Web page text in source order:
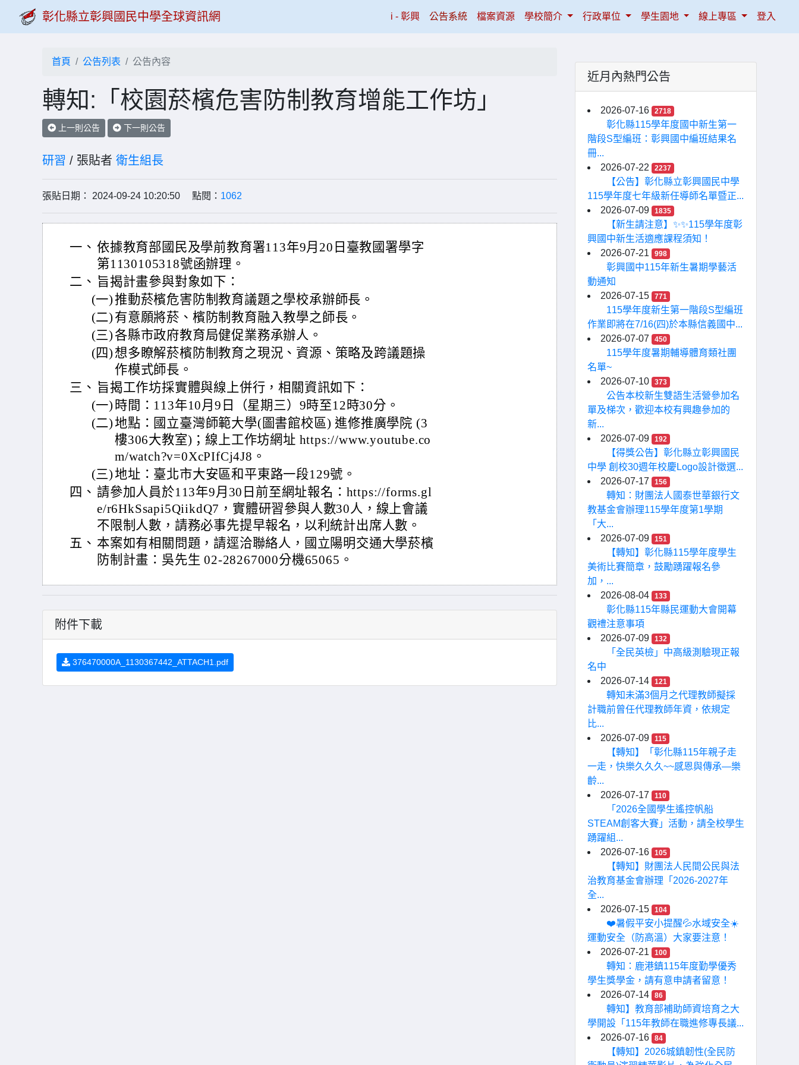
彰化縣立彰興國民中學全球資訊網 i - 彰興(current)
公告系統 檔案資源 學校簡介 行政單位 學生園地 線上專區 登入
首頁 公告列表 公告內容
轉知:「校園菸檳危害防制教育增能工作坊」
上一則公告 下一則公告
研習 / 張貼者 衛生組長
張貼日期： 2024-09-24 10:20:50 點閱： 1062
一、 依據教育部國民及學前教育署113年9月20日臺教國署學字
第1130105318號函辦理。
二、 旨揭計畫參與對象如下：
(一)推動菸檳危害防制教育議題之學校承辦師長。
(二) 有意願將菸、檳防制教育融入教學之師長。
(三)各縣市政府教育局健促業務承辦人。
(四)想多瞭解菸檳防制教育之現況、資源、策略及跨議題操
作模式師長。
三、 旨揭工作坊採實體與線上併行，相關資訊如下：
(一) 時間：113年10月9日（星期三）9時至12時30分。
(二)地點：國立臺灣師範大學(圖書館校區) 進修推廣學院 (3
樓306大教室)；線上工作坊網址 https://www.youtube.co
m/watch?v=0XcPIfCj4J8。
(三)地址：臺北市大安區和平東路一段129號。
四、 請參加人員於113年9月30日前至網址報名：https://forms.gl
e/r6HkSsapi5QiikdQ7，實體研習參與人數30人，線上會議
不限制人數，請務必事先提早報名，以利統計出席人數。
五、 本案如有相關問題，請逕洽聯絡人，國立陽明交通大學菸檳
防制計畫：吳先生 02-28267000分機65065。
附件下載
376470000A_1130367442_ATTACH1.pdf
近月內熱門公告
2026-07-16 2718
彰化縣115學年度國中新生第一
階段S型編班：彰興國中編班結果名
冊...
2026-07-22
2237
【公告】彰化縣立彰興國民中學
115學年度七年級新任導師名單暨正...
2026-07-09
1835
【新生請注意】✨✨115學年度彰
興國中新生活適應課程須知！
2026-07-21
998
彰興國中115年新生暑期學藝活
動通知
2026-07-15
771
115學年度新生第一階段S型編班
作業即將在7/16(四)於本縣信義國中...
2026-07-07
450
115學年度暑期輔導體育類社團
名單~
2026-07-10
373
公告本校新生雙語生活營參加名
單及梯次，歡迎本校有興趣參加的
新...
2026-07-09
192
【得獎公告】彰化縣立彰興國民
中學 創校30週年校慶Logo設計徵選...
2026-07-17
156
轉知：財團法人國泰世華銀行文
教基金會辦理115學年度第1學期
「大...
2026-07-09
151
【轉知】彰化縣115學年度學生
美術比賽簡章，鼓勵踴躍報名參
加，...
2026-08-04
133
彰化縣115年縣民運動大會開幕
觀禮注意事項
2026-07-09
132
「全民英檢」中高級測驗現正報
名中
2026-07-14
121
轉知未滿3個月之代理教師擬採
計職前曾任代理教師年資，依規定
比...
2026-07-09
115
【轉知】「彰化縣115年親子走
一走，快樂久久久~~感恩與傳承—樂
齡...
2026-07-17
110
「2026全國學生遙控帆船
STEAM創客大賽」活動，請全校學生
踴躍組...
2026-07-16
105
【轉知】財團法人民間公民與法
治教育基金會辦理「2026-2027年
全...
2026-07-15
104
❤️暑假平安小提醒💦水域安全☀️
運動安全（防高溫）大家要注意！
2026-07-21
100
轉知：鹿港鎮115年度勤學優秀
學生獎學金，請有意申請者留意！
2026-07-14
86
轉知】教育部補助師資培育之大
學開設「115年教師在職進修專長議...
2026-07-16
84
【轉知】2026城鎮韌性(全民防